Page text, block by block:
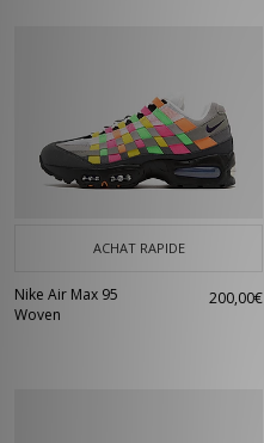
ACHAT RAPIDE
Nike Air Max 95
Woven
200,00€